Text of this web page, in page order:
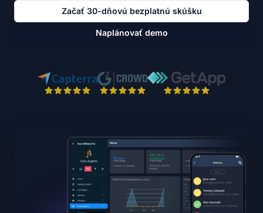
Začať 30-dňovú bezplatnú skúšku
Naplánovať demo